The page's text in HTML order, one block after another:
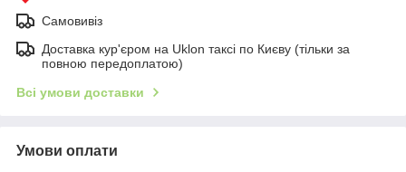
Самовивіз
Доставка кур'єром на Uklon таксі по Києву (тільки за
повною передоплатою)
Всі умови доставки
Умови оплати